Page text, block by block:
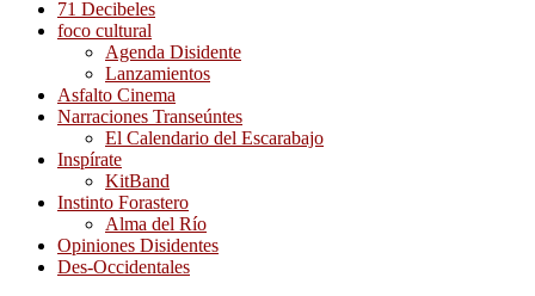
71 Decibeles
foco cultural
Agenda Disidente
Lanzamientos
Asfalto Cinema
Narraciones Transeúntes
El Calendario del Escarabajo
Inspírate
KitBand
Instinto Forastero
Alma del Río
Opiniones Disidentes
Des-Occidentales